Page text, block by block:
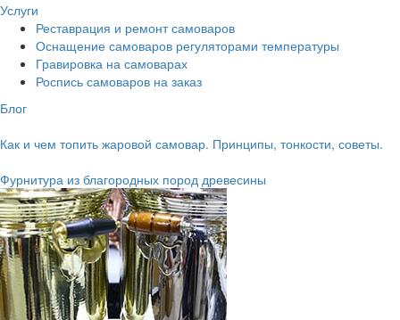
Услуги
Реставрация и ремонт самоваров
Оснащение самоваров регуляторами температуры
Гравировка на самоварах
Роспись самоваров на заказ
Блог
Как и чем топить жаровой самовар. Принципы, тонкости, советы.
Фурнитура из благородных пород древесины